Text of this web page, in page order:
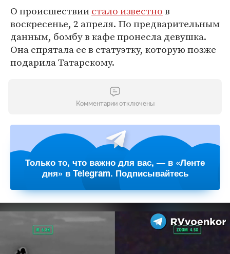
О происшествиистало известнов
воскресенье, 2 апреля. По предварительным
данным, бомбу в кафе пронесла девушка.
Она спрятала ее в статуэтку, которую позже
подарила Татарскому.
Комментарии отключены
Только то, что важно для вас, — в «Ленте
дня» в Telegram. Подписывайтесь